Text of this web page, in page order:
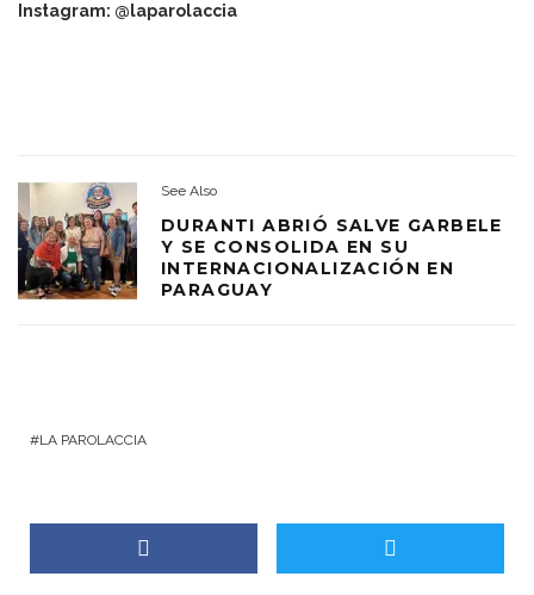
Instagram: @laparolaccia
See Also
DURANTI ABRIÓ SALVE GARBELE
Y SE CONSOLIDA EN SU
INTERNACIONALIZACIÓN EN
PARAGUAY
LA PAROLACCIA